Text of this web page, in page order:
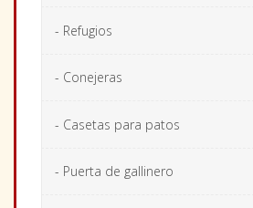
- Refugios
- Conejeras
- Casetas para patos
- Puerta de gallinero